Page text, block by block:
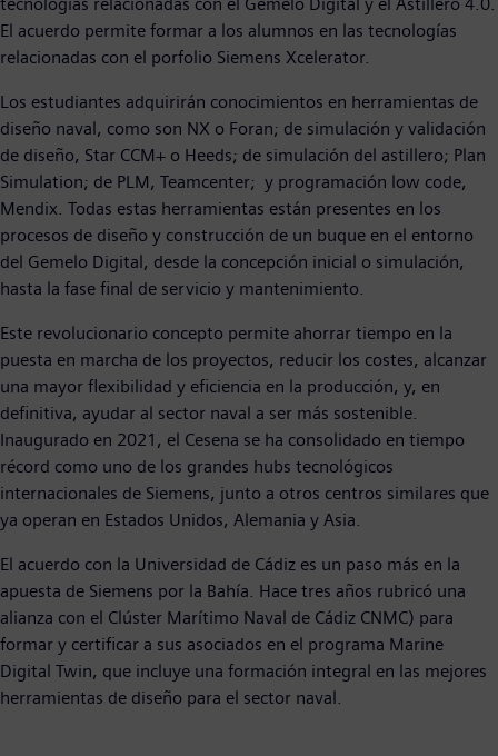
tecnologías relacionadas con el Gemelo Digital y el Astillero 4.0.
El acuerdo permite formar a los alumnos en las tecnologías
relacionadas con el porfolio Siemens Xcelerator.
Los estudiantes adquirirán conocimientos en herramientas de
diseño naval, como son NX o Foran; de simulación y validación
de diseño, Star CCM+ o Heeds; de simulación del astillero; Plan
Simulation; de PLM, Teamcenter; y programación low code,
Mendix. Todas estas herramientas están presentes en los
procesos de diseño y construcción de un buque en el entorno
del Gemelo Digital, desde la concepción inicial o simulación,
hasta la fase final de servicio y mantenimiento.
Este revolucionario concepto permite ahorrar tiempo en la
puesta en marcha de los proyectos, reducir los costes, alcanzar
una mayor flexibilidad y eficiencia en la producción, y, en
definitiva, ayudar al sector naval a ser más sostenible.
Inaugurado en 2021, el Cesena se ha consolidado en tiempo
récord como uno de los grandes hubs tecnológicos
internacionales de Siemens, junto a otros centros similares que
ya operan en Estados Unidos, Alemania y Asia.
El acuerdo con la Universidad de Cádiz es un paso más en la
apuesta de Siemens por la Bahía. Hace tres años rubricó una
alianza con el Clúster Marítimo Naval de Cádiz CNMC) para
formar y certificar a sus asociados en el programa Marine
Digital Twin, que incluye una formación integral en las mejores
herramientas de diseño para el sector naval.